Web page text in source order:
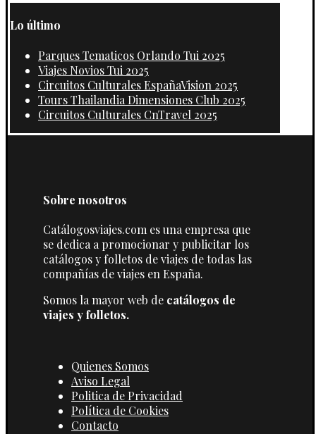
Lo último
Parques Tematicos Orlando Tui 2025
Viajes Novios Tui 2025
Circuitos Culturales EspañaVision 2025
Tours Thailandia Dimensiones Club 2025
Circuitos Culturales CnTravel 2025
Sobre nosotros
Catálogosviajes.com es una empresa que
se dedica a promocionar y publicitar los
catálogos y folletos de viajes de todas las
compañías de viajes en España.
Somos la mayor web de catálogos de
viajes y folletos.
Quienes Somos
Aviso Legal
Politica de Privacidad
Política de Cookies
Contacto